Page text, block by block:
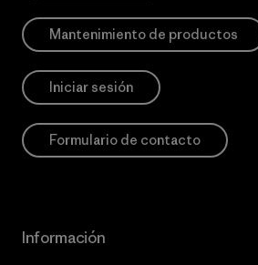
Mantenimiento de productos
Iniciar sesión
Formulario de contacto
Información